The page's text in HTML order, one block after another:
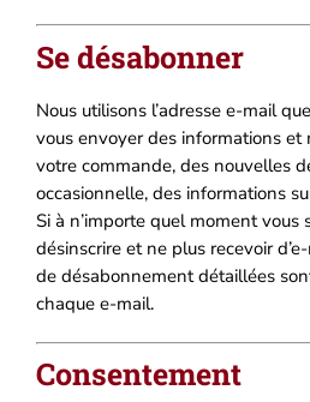
Se désabonner
Nous utilisons l’adresse e-mail
vous envoyer des informations et
votre commande, des nouvelles
occasionnelle, des informations
Si à n’importe quel moment vous
désinscrire et ne plus recevoir
de désabonnement détaillées
chaque e-mail.
Consentement